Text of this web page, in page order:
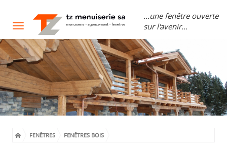
Toggle
navigation
...une fenêtre ouverte
sur l'avenir...
FENÊTRES FENÊTRES BOIS